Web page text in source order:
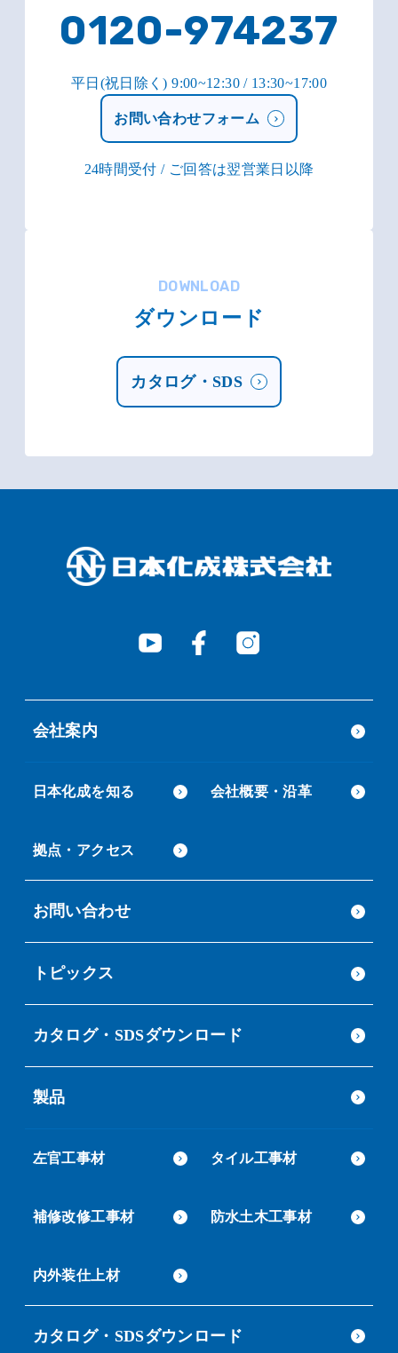
0120-974237
平日(祝日除く) 9:00~12:30 / 13:30~17:00
お問い合わせフォーム
24時間受付 / ご回答は翌営業日以降
DOWNLOAD
ダウンロード
カタログ・SDS
会社案内
日本化成を知る 会社概要・沿革
拠点・アクセス
お問い合わせ
トピックス
カタログ・SDSダウンロード
製品
左官工事材 タイル工事材
補修改修工事材 防水土木工事材
内外装仕上材
カタログ・SDSダウンロード